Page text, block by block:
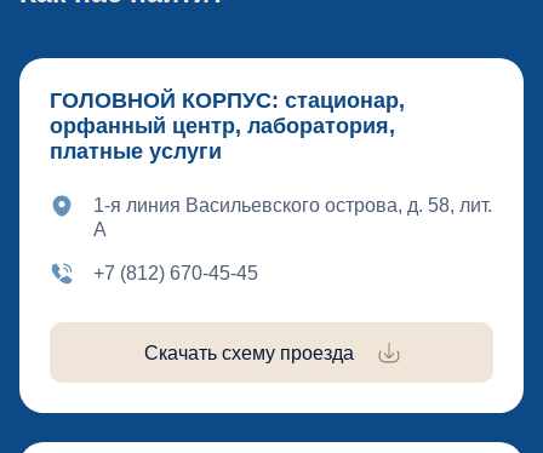
ГОЛОВНОЙ КОРПУС: стационар,
орфанный центр, лаборатория,
платные услуги
1-я линия Васильевского острова, д. 58, лит.
А
+7 (812) 670-45-45
Скачать схему проезда